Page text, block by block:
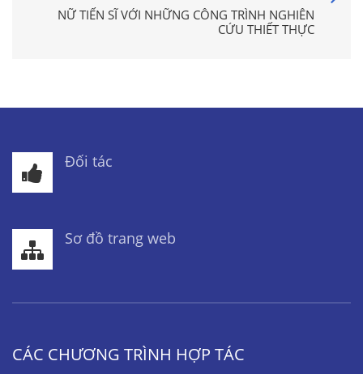
NỮ TIẾN SĨ VỚI NHỮNG CÔNG TRÌNH NGHIÊN
CỨU THIẾT THỰC
Đối tác
Sơ đồ trang web
CÁC CHƯƠNG TRÌNH HỢP TÁC